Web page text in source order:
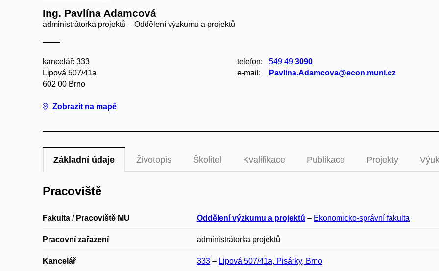
Ing. Pavlína Adamcová
administrátorka projektů – Oddělení výzkumu a projektů
kancelář: 333
Lipová 507/41a
602 00 Brno
Zobrazit na mapě
telefon: 549 49 3090
e‑mail:
Pavlina.Adamcova@econ.muni.cz
Základní údaje Životopis Školitel Kvalifikace Publikace Projekty
Pracoviště
Fakulta / Pracoviště MU Oddělení výzkumu a projektů – Ekonomicko-správní fakulta
Pracovní zařazení administrátorka projektů
Kancelář 333 – Lipová 507/41a, Pisárky, Brno